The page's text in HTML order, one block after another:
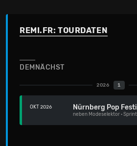
REMI.FR: TOURDATEN
DEMNÄCHST
2026 1
OKT 2026 Nürnberg Pop
neben Modeselektor·